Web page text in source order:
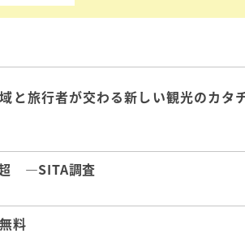
と旅行者が交わる新しい観光のカタ
超 ―SITA調査
料